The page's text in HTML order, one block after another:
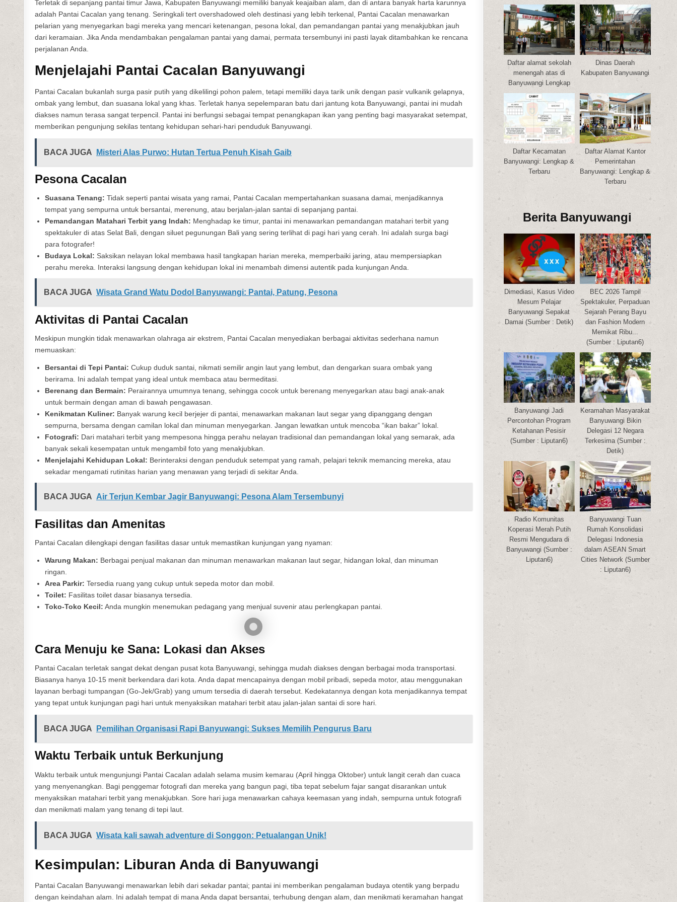
Terletak di sepanjang pantai timur Jawa, Kabupaten Banyuwangi memiliki banyak keajaiban alam, dan di antara banyak harta karunnya
adalah Pantai Cacalan yang tenang. Seringkali tert overshadowed oleh destinasi yang lebih terkenal, Pantai Cacalan menawarkan
pelarian yang menyegarkan bagi mereka yang mencari ketenangan, pesona lokal, dan pemandangan pantai yang menakjubkan jauh
dari keramaian. Jika Anda mendambakan pengalaman pantai yang damai, permata tersembunyi ini pasti layak ditambahkan ke rencana
perjalanan Anda.
Menjelajahi Pantai Cacalan Banyuwangi
Pantai Cacalan bukanlah surga pasir putih yang dikelilingi pohon palem, tetapi memiliki daya tarik unik dengan pasir vulkanik gelapnya,
ombak yang lembut, dan suasana lokal yang khas. Terletak hanya sepelemparan batu dari jantung kota Banyuwangi, pantai ini mudah
diakses namun terasa sangat terpencil. Pantai ini berfungsi sebagai tempat penangkapan ikan yang penting bagi masyarakat setempat,
memberikan pengunjung sekilas tentang kehidupan sehari-hari penduduk Banyuwangi.
BACA JUGA Misteri Alas Purwo: Hutan Tertua Penuh Kisah Gaib
Pesona Cacalan
Suasana Tenang: Tidak seperti pantai wisata yang ramai, Pantai Cacalan mempertahankan suasana damai, menjadikannya
tempat yang sempurna untuk bersantai, merenung, atau berjalan-jalan santai di sepanjang pantai.
Pemandangan Matahari Terbit yang Indah: Menghadap ke timur, pantai ini menawarkan pemandangan matahari terbit yang
spektakuler di atas Selat Bali, dengan siluet pegunungan Bali yang sering terlihat di pagi hari yang cerah. Ini adalah surga bagi
para fotografer!
Budaya Lokal: Saksikan nelayan lokal membawa hasil tangkapan harian mereka, memperbaiki jaring, atau mempersiapkan
perahu mereka. Interaksi langsung dengan kehidupan lokal ini menambah dimensi autentik pada kunjungan Anda.
BACA JUGA Wisata Grand Watu Dodol Banyuwangi: Pantai, Patung, Pesona
Aktivitas di Pantai Cacalan
Meskipun mungkin tidak menawarkan olahraga air ekstrem, Pantai Cacalan menyediakan berbagai aktivitas sederhana namun
memuaskan:
Bersantai di Tepi Pantai: Cukup duduk santai, nikmati semilir angin laut yang lembut, dan dengarkan suara ombak yang
berirama. Ini adalah tempat yang ideal untuk membaca atau bermeditasi.
Berenang dan Bermain: Perairannya umumnya tenang, sehingga cocok untuk berenang menyegarkan atau bagi anak-anak
untuk bermain dengan aman di bawah pengawasan.
Kenikmatan Kuliner: Banyak warung kecil berjejer di pantai, menawarkan makanan laut segar yang dipanggang dengan
sempurna, bersama dengan camilan lokal dan minuman menyegarkan. Jangan lewatkan untuk mencoba “ikan bakar” lokal.
Fotografi: Dari matahari terbit yang mempesona hingga perahu nelayan tradisional dan pemandangan lokal yang semarak, ada
banyak sekali kesempatan untuk mengambil foto yang menakjubkan.
Menjelajahi Kehidupan Lokal: Berinteraksi dengan penduduk setempat yang ramah, pelajari teknik memancing mereka, atau
sekadar mengamati rutinitas harian yang menawan yang terjadi di sekitar Anda.
BACA JUGA Air Terjun Kembar Jagir Banyuwangi: Pesona Alam Tersembunyi
Fasilitas dan Amenitas
Pantai Cacalan dilengkapi dengan fasilitas dasar untuk memastikan kunjungan yang nyaman:
Warung Makan: Berbagai penjual makanan dan minuman menawarkan makanan laut segar, hidangan lokal, dan minuman
ringan.
Area Parkir: Tersedia ruang yang cukup untuk sepeda motor dan mobil.
Toilet: Fasilitas toilet dasar biasanya tersedia.
Toko-Toko Kecil: Anda mungkin menemukan pedagang yang menjual suvenir atau perlengkapan pantai.
Cara Menuju ke Sana: Lokasi dan Akses
Pantai Cacalan terletak sangat dekat dengan pusat kota Banyuwangi, sehingga mudah diakses dengan berbagai moda transportasi.
Biasanya hanya 10-15 menit berkendara dari kota. Anda dapat mencapainya dengan mobil pribadi, sepeda motor, atau menggunakan
layanan berbagi tumpangan (Go-Jek/Grab) yang umum tersedia di daerah tersebut. Kedekatannya dengan kota menjadikannya tempat
yang tepat untuk kunjungan pagi hari untuk menyaksikan matahari terbit atau jalan-jalan santai di sore hari.
BACA JUGA Pemilihan Organisasi Rapi Banyuwangi: Sukses Memilih Pengurus Baru
Waktu Terbaik untuk Berkunjung
Waktu terbaik untuk mengunjungi Pantai Cacalan adalah selama musim kemarau (April hingga Oktober) untuk langit cerah dan cuaca
yang menyenangkan. Bagi penggemar fotografi dan mereka yang bangun pagi, tiba tepat sebelum fajar sangat disarankan untuk
menyaksikan matahari terbit yang menakjubkan. Sore hari juga menawarkan cahaya keemasan yang indah, sempurna untuk fotografi
dan menikmati malam yang tenang di tepi laut.
BACA JUGA Wisata kali sawah adventure di Songgon: Petualangan Unik!
Kesimpulan: Liburan Anda di Banyuwangi
Pantai Cacalan Banyuwangi menawarkan lebih dari sekadar pantai; pantai ini memberikan pengalaman budaya otentik yang berpadu
dengan keindahan alam. Ini adalah tempat di mana Anda dapat bersantai, terhubung dengan alam, dan menikmati keramahan hangat
Daftar alamat sekolah
menengah atas di
Banyuwangi Lengkap
Dinas Daerah
Kabupaten Banyuwangi
Daftar Kecamatan
Banyuwangi: Lengkap &
Terbaru
Daftar Alamat Kantor
Pemerintahan
Banyuwangi: Lengkap &
Terbaru
Berita Banyuwangi
Dimediasi, Kasus Video
Mesum Pelajar
Banyuwangi Sepakat
Damai (Sumber : Detik)
BEC 2026 Tampil
Spektakuler, Perpaduan
Sejarah Perang Bayu
dan Fashion Modern
Memikat Ribu...
(Sumber : Liputan6)
Banyuwangi Jadi
Percontohan Program
Ketahanan Pesisir
(Sumber : Liputan6)
Keramahan Masyarakat
Banyuwangi Bikin
Delegasi 12 Negara
Terkesima (Sumber :
Detik)
Radio Komunitas
Koperasi Merah Putih
Resmi Mengudara di
Banyuwangi (Sumber :
Liputan6)
Banyuwangi Tuan
Rumah Konsolidasi
Delegasi Indonesia
dalam ASEAN Smart
Cities Network (Sumber
: Liputan6)